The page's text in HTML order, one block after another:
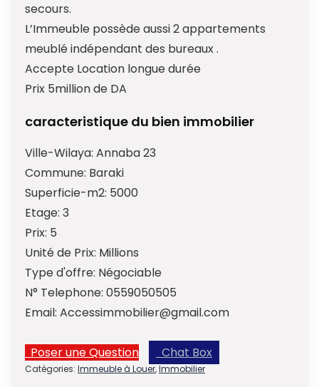
secours.
L’Immeuble possède aussi 2 appartements
meublé indépendant des bureaux .
Accepte Location longue durée
Prix 5million de DA
caracteristique du bien immobilier
Ville-Wilaya: Annaba 23
Commune: Baraki
Superficie-m2: 5000
Etage: 3
Prix: 5
Unité de Prix: Millions
Type d'offre: Négociable
N° Telephone: 0559050505
Email: Accessimmobilier@gmail.com
Poser une Question Chat Box
Catégories: Immeuble à Louer,Immobilier